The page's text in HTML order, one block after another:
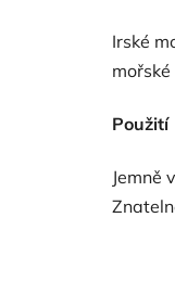
Irské
Použití
Jemně